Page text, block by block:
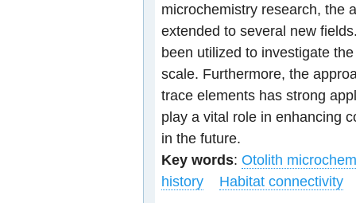
microchemistry research, the
extended to several new
been utilized to investigate
scale. Furthermore, the
trace elements has strong
play a vital role in enhancing
in the future.
Key words: Otolith
history
Habitat connectivity